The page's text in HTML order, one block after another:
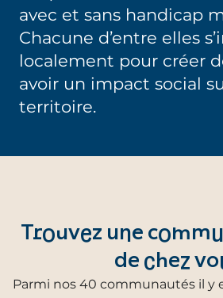
avec et sans handicap
Chacune d’entre elles
localement pour créer
avoir un impact social
territoire.
Trouvez une
de chez
Parmi nos 40 communautés il y